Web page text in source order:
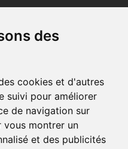
des
cookies et d'autres
suivi pour améliorer
de navigation sur
vous montrer un
et des publicités
totale »